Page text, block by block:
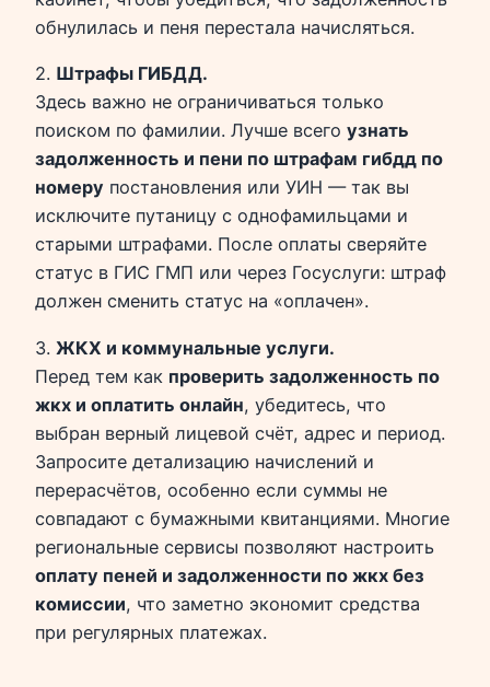
обнулилась и пеня перестала начисляться.
2. Штрафы ГИБДД.
Здесь важно не ограничиваться только
поиском по фамилии. Лучше всего узнать
задолженность и пени по штрафам гибдд по
номеру постановления или УИН — так вы
исключите путаницу с однофамильцами и
старыми штрафами. После оплаты сверяйте
статус в ГИС ГМП или через Госуслуги: штраф
должен сменить статус на «оплачен».
3. ЖКХ и коммунальные услуги.
Перед тем как проверить задолженность по
жкх и оплатить онлайн, убедитесь, что
выбран верный лицевой счёт, адрес и период.
Запросите детализацию начислений и
перерасчётов, особенно если суммы не
совпадают с бумажными квитанциями. Многие
региональные сервисы позволяют настроить
оплату пеней и задолженности по жкх без
комиссии, что заметно экономит средства
при регулярных платежах.